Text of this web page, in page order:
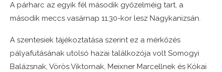
A párharc az egyik fél második győzelméig tart, a
második meccs vasárnap 11.30-kor lesz Nagykanizsán.
A szentesiek tájékoztatása szerint ez a mérkőzés
pályafutásának utolsó hazai találkozója volt Somogyi
Balázsnak, Vörös Viktornak, Meixner Marcellnek és Kókai